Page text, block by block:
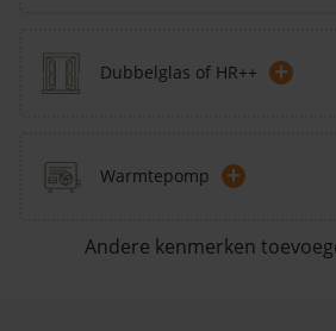
Dubbelglas of HR++ +
Warmtepomp +
Andere kenmerken